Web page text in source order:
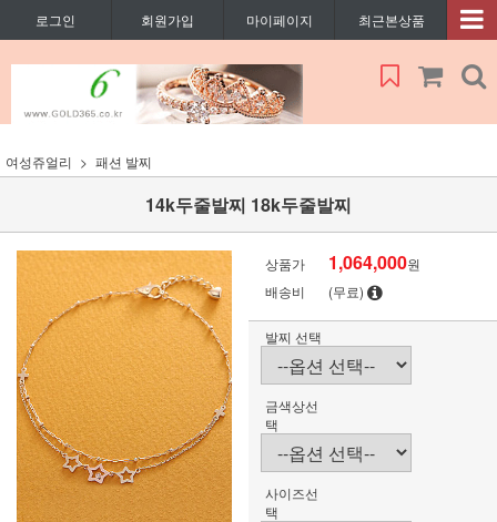
로그인 회원가입 마이페이지 최근본상품
여성쥬얼리 패션 발찌
14k두줄발찌 18k두줄발찌
상품가 1,064,000원
배송비
(무료)
발찌 선택
금색상선
택
사이즈선
택